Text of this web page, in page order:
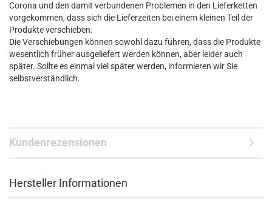
Corona und den damit verbundenen Problemen in den Lieferketten
vorgekommen, dass sich die Lieferzeiten bei einem kleinen Teil der
Produkte verschieben.
Die Verschiebungen können sowohl dazu führen, dass die Produkte
wesentlich früher ausgeliefert werden können, aber leider auch
später. Sollte es einmal viel später werden, informieren wir Sie
selbstverständlich.
Kundenrezensionen
Hersteller Informationen